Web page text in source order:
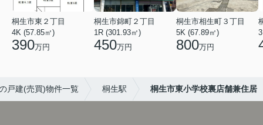
桐生市東２丁目
4K (57.85㎡)
390万円
桐生市錦町２丁目
1R (301.93㎡)
450万円
桐生市相生町３丁目
5K (67.89㎡)
800万円
戸建(売買)物件一覧 桐生駅 桐生市東小学校裏店舗兼住居